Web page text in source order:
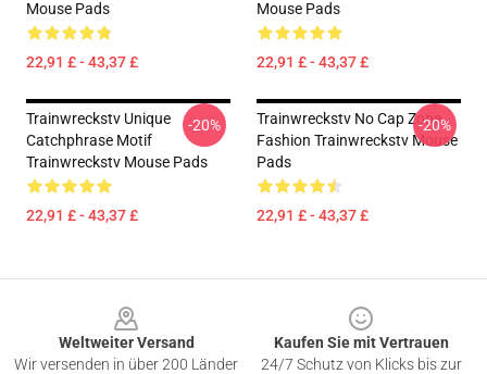
Mouse Pads
22,91 £ - 43,37 £
Mouse Pads
22,91 £ - 43,37 £
Trainwreckstv Unique
Catchphrase Motif
Trainwreckstv Mouse Pads
22,91 £ - 43,37 £
-20%
Trainwreckstv No Cap Zone
Fashion Trainwreckstv Mouse
Pads
22,91 £ - 43,37 £
-20%
Weltweiter Versand
Wir versenden in über 200 Länder
Kaufen Sie mit Vertrauen
24/7 Schutz von Klicks bis zur